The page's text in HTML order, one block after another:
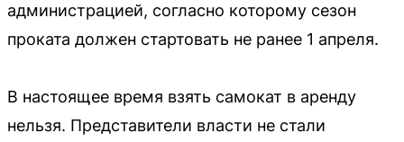
администрацией, согласно которому сезон
проката должен стартовать не ранее 1 апреля.
В настоящее время взять самокат в аренду
нельзя. Представители власти не стали